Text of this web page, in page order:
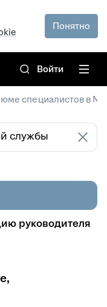
Понятно
Войти
специалистов в
руководителя